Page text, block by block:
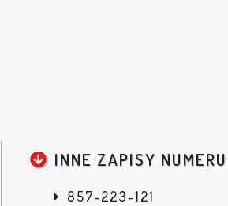
INNE ZAPISY NUMERU
857-223-121